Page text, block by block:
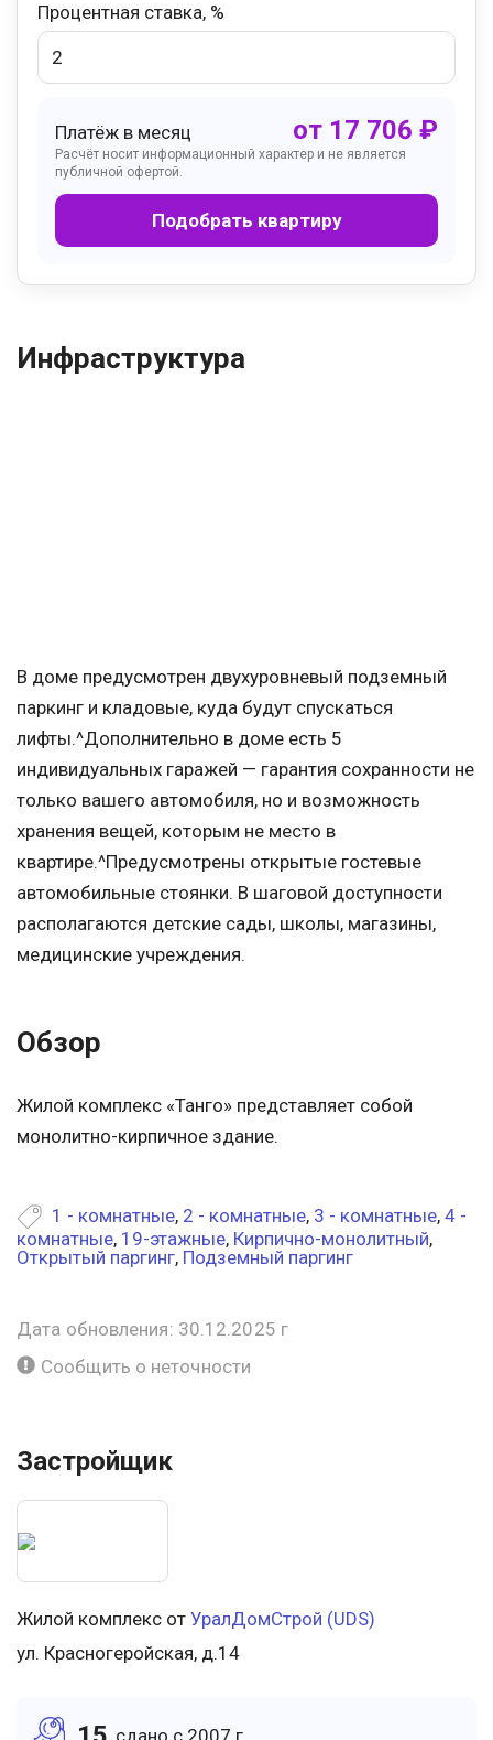
Процентная ставка, %
Платёж в месяц от 17 706 ₽
Расчёт носит информационный характер и не является
публичной офертой.
Подобрать квартиру
Инфраструктура
В доме предусмотрен двухуровневый подземный
паркинг и кладовые, куда будут спускаться
лифты.^Дополнительно в доме есть 5
индивидуальных гаражей — гарантия сохранности не
только вашего автомобиля, но и возможность
хранения вещей, которым не место в
квартире.^Предусмотрены открытые гостевые
автомобильные стоянки. В шаговой доступности
располагаются детские сады, школы, магазины,
медицинские учреждения.
Обзор
Жилой комплекс «Танго» представляет собой
монолитно-кирпичное здание.
1 - комнатные, 2 - комнатные, 3 - комнатные, 4 -
комнатные, 19-этажные, Кирпично-монолитный,
Открытый паргинг, Подземный паргинг
Дата обновления: 30.12.2025 г
Сообщить о неточности
Застройщик
Жилой комплекс от УралДомСтрой (UDS)
ул. Красногеройская, д.14
cдано c 2007 г.